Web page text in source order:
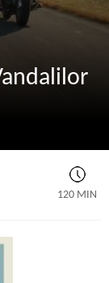
120 MIN